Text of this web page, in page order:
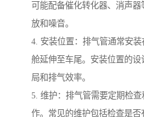
可能配备催化转化器、消声
放和噪音。
4. 安装位置：排气管通常安
舱延伸至车尾。安装位置的
局和排气效率。
5. 维护：排气管需要定期检
作。常见的维护包括检查是